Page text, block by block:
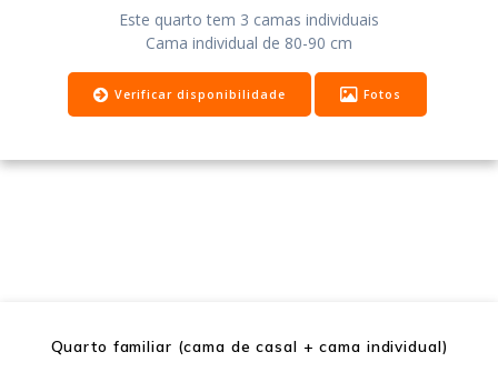
Este quarto tem 3 camas individuais
Cama individual de 80-90 cm
Verificar disponibilidade Fotos
Quarto familiar (cama de casal + cama individual)